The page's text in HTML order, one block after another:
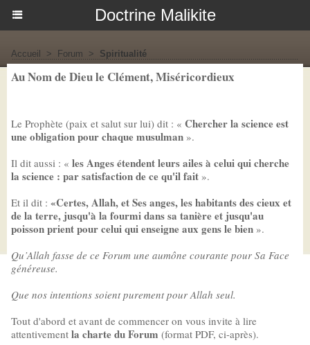
Doctrine Malikite
Accueil > Forum > Spiritualité
Au Nom de Dieu le Clément, Miséricordieux
Le Prophète (paix et salut sur lui) dit : « Chercher la science est
une obligation pour chaque musulman ».
Il dit aussi : « les Anges étendent leurs ailes à celui qui cherche
la science : par satisfaction de ce qu'il fait ».
Et il dit : «Certes, Allah, et Ses anges, les habitants des cieux et
de la terre, jusqu'à la fourmi dans sa tanière et jusqu'au
poisson prient pour celui qui enseigne aux gens le bien ».
Qu’Allah fasse de ce Forum une aumône courante pour Sa Face
généreuse.
Que nos intentions soient purement pour Allah seul.
Tout d'abord et avant de commencer on vous invite à lire
attentivement la charte du Forum (format PDF, ci-après).